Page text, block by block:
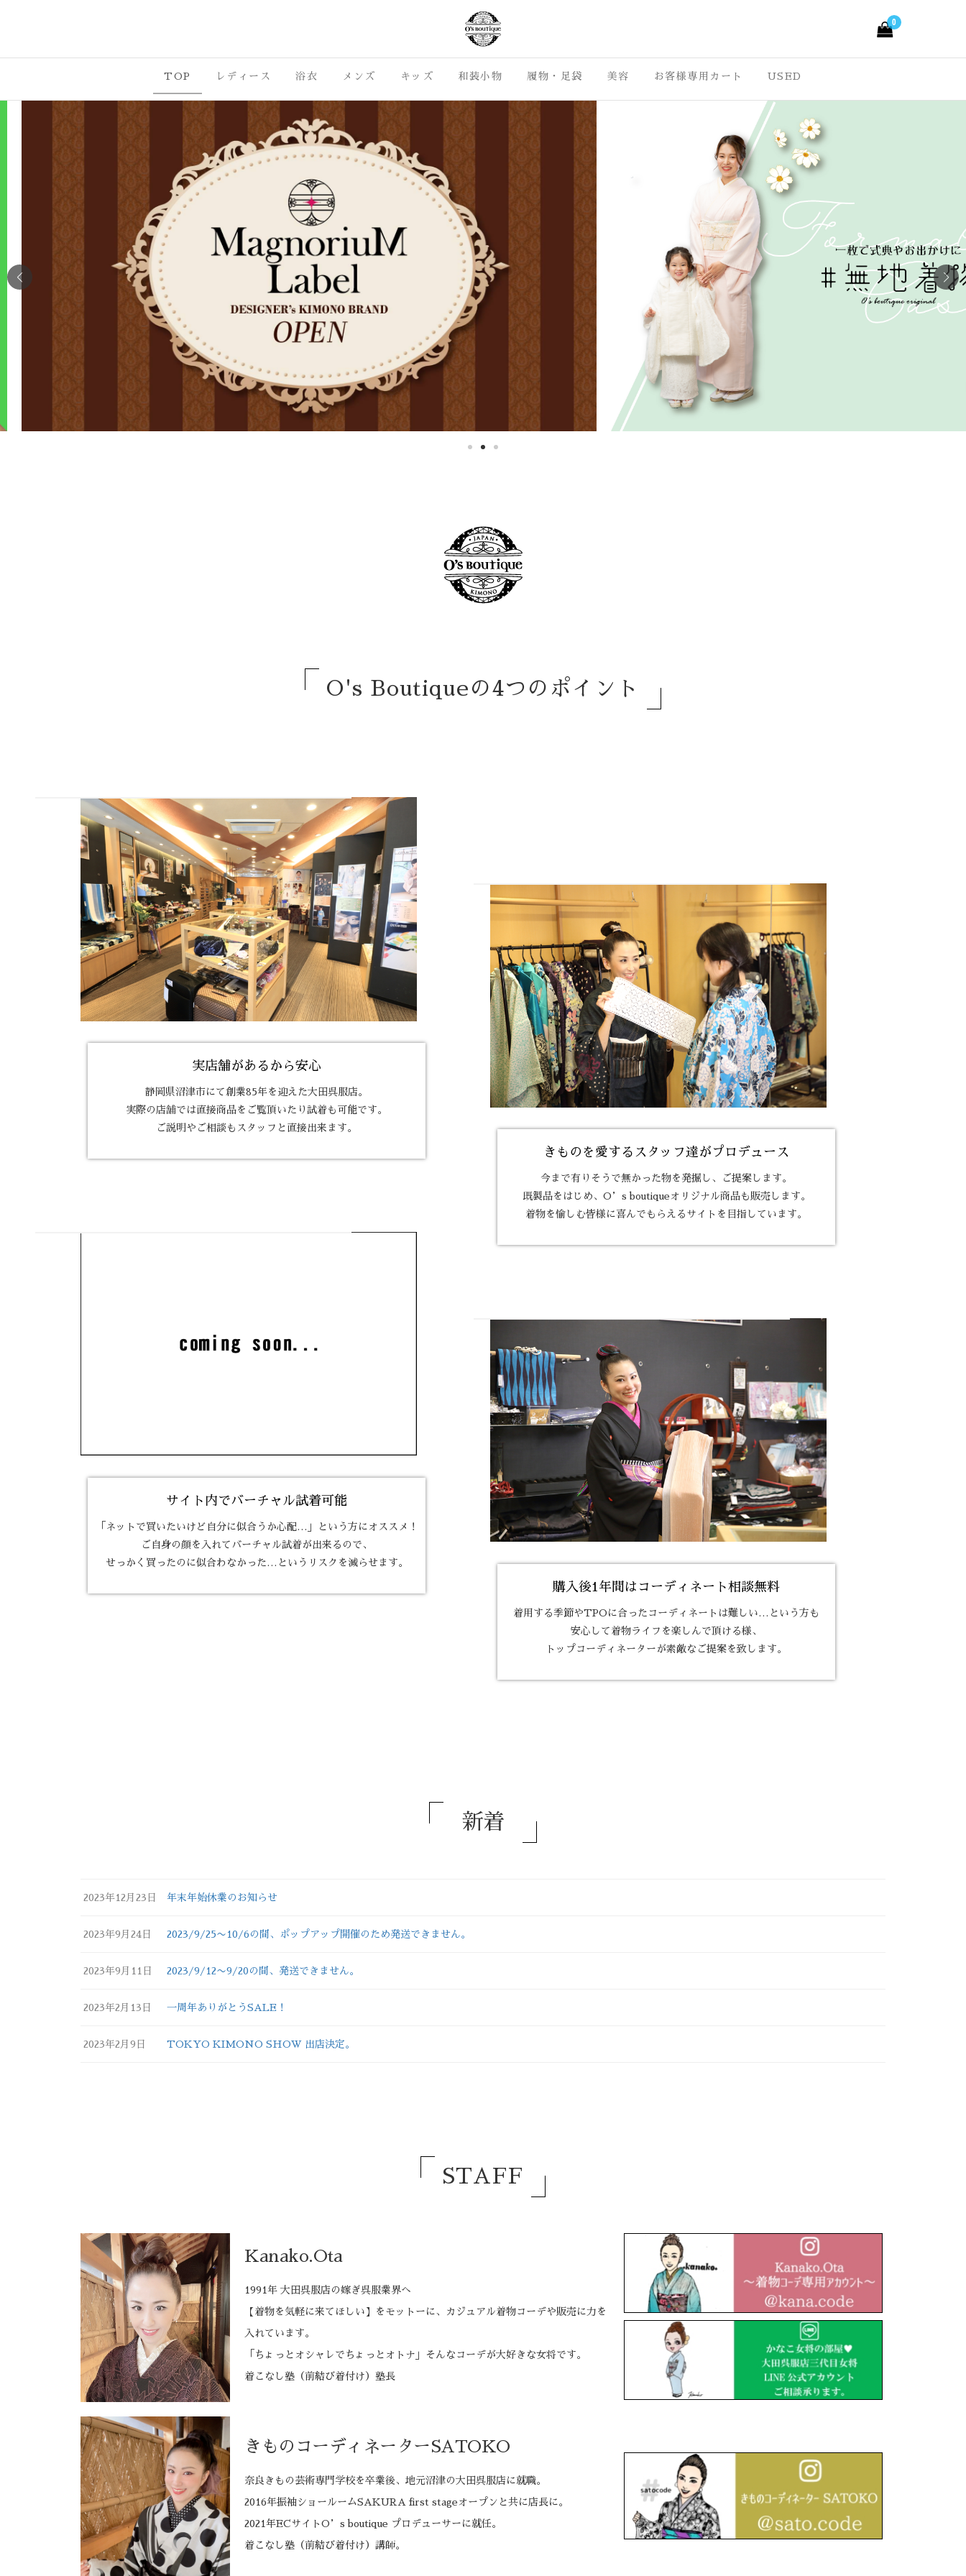
沼津市・三島市の七五三・成人式振袖 カジュアルきもの –
O's Boutique
いカジュアル着物を集めました。ワクワクする様な着物
着物をご提案。沼津市・三島市の七五三・成人式振袖な
0
TOP レディース 浴衣 メンズ キッズ 和装小物 履物・足袋 美容 お客様専用カート USED
O's Boutiqueの4つのポイント
実店舗があるから安心
静岡県沼津市にて創業85年を迎えた大田呉服店。
実際の店舗では直接商品を ご覧頂いたり試着も可能です。
ご説明やご相談もスタッフと直接出来ます。
きものを愛するスタッフ達が プロデュース
今まで有りそうで無かった物を 発掘し、ご提案します。
既製品をはじめ、 O’s boutiqueオリジナル商品も販売します。
着物を愉しむ皆様に喜んでもらえるサイトを 目指しています。
サイト内でバーチャル試着可能
「ネットで買いたいけど自分に似合うか心配…」
という方にオススメ！
ご自身の顔を入れて バーチャル試着が出来るので、
せっかく買ったのに似合わなかった…という リスクを減らせます。
購入後1年間は コーディネート相談無料
着用する季節やTPOに合った コーディネートは難しい…という方も
安心して着物ライフを楽しんで頂ける様、
トップコーディネーターが素敵な ご提案を致します。
新着
2023年12月23日 年末年始休業のお知らせ
2023年9月24日 2023/9/25〜10/6の間、ポップアップ開催のため発送できません。
2023年9月11日 2023/9/12〜9/20の間、発送できません。
2023年2月13日 一周年ありがとうSALE！
2023年2月9日 TOKYO KIMONO SHOW 出店決定。
STAFF
Kanako.Ota
1991年 大田呉服店の嫁ぎ呉服業界へ
【着物を気軽に来てほしい】をモットーに、カジュアル着物コーデや販売に力を
入れています。
「ちょっとオシャレでちょっとオトナ」そんなコーデが大好きな女将です。
着こなし塾（前結び着付け）塾長
きものコーディネーターSATOKO
奈良きもの芸術専門学校を卒業後、地元沼津の大田呉服店に就職。
2016年振袖ショールームSAKURA first stageオープンと共に店長に。
2021年ECサイトO’s boutique プロデューサーに就任。
着こなし塾（前結び着付け）講師。